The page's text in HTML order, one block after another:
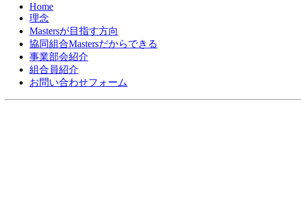
ョ
ン
Home
理念
Mastersが目指す方向
協同組合Mastersだからできる
事業部会紹介
組合員紹介
お問い合わせフォーム